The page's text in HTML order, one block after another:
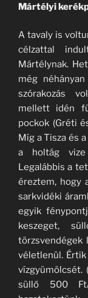
Mártélyi
A tavaly is
célzattal
Mártélynak.
még
szórakozás
mellett idén
pockok (Gréti
Míg a Tisza és
a holtág vize
Legalábbis a
éreztem, hogy
sarkvidéki
egyik
keszeget,
törzsvendégek
véletlenül.
vízgyümölcsét.
süllő 500